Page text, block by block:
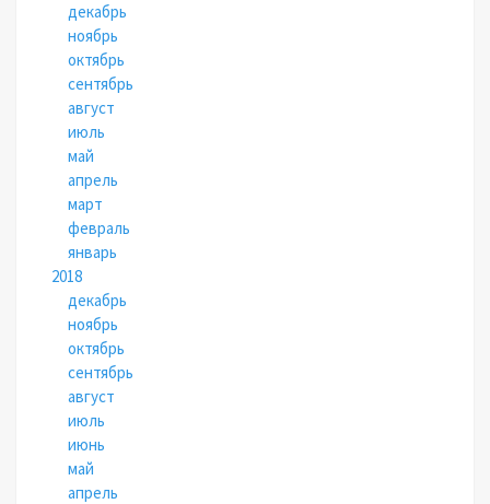
декабрь
ноябрь
октябрь
сентябрь
август
июль
май
апрель
март
февраль
январь
2018
декабрь
ноябрь
октябрь
сентябрь
август
июль
июнь
май
апрель